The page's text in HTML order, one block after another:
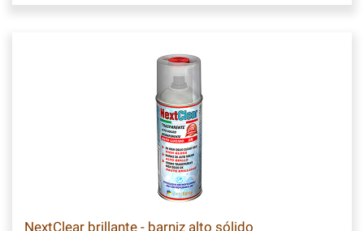
NextClear brillante - barniz alto sólido